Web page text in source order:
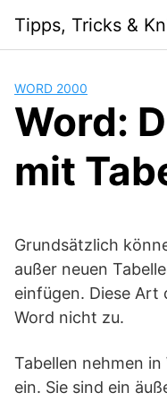
content
Tipps, Tricks &
WORD 2000
Word:
mit
Grundsätzlich
außer neuen
einfügen. Diese Art
Word nicht zu.
Tabellen nehmen
ein. Sie sind ein